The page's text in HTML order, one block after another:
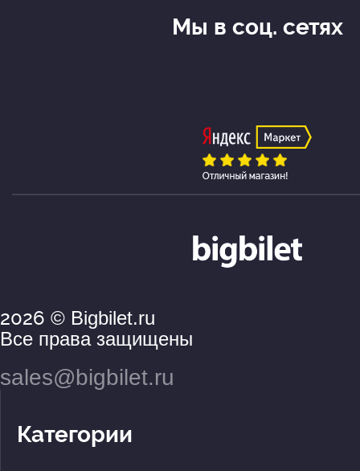
2026 © Bigbilet.ru
Все права защищены
sales@bigbilet.ru
Категории
Мы в соц. сетях